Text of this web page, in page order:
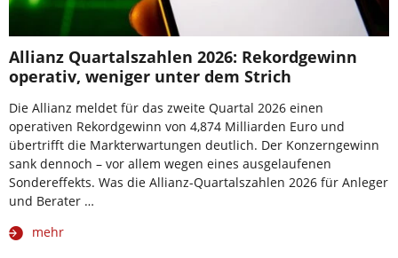
Allianz Quartalszahlen 2026: Rekordgewinn
operativ, weniger unter dem Strich
Die Allianz meldet für das zweite Quartal 2026 einen
operativen Rekordgewinn von 4,874 Milliarden Euro und
übertrifft die Markterwartungen deutlich. Der Konzerngewinn
sank dennoch – vor allem wegen eines ausgelaufenen
Sondereffekts. Was die Allianz-Quartalszahlen 2026 für Anleger
und Berater …
mehr